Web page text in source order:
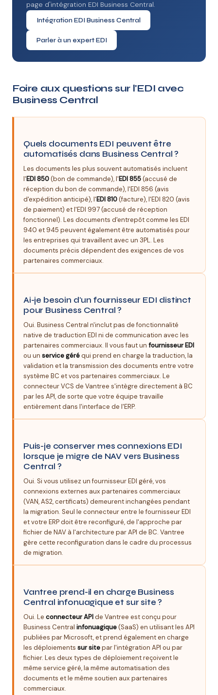
page d'intégration EDI Business Central.
Intégration EDI Business Central
Parler à un expert EDI
Foire aux questions sur l'EDI avec
Business Central
Quels documents EDI peuvent être
automatisés dans Business Central ?
Les documents les plus souvent automatisés incluent
l'EDI 850(bon de commande), l'EDI 855(accusé de
réception du bon de commande), l'EDI 856 (avis
d'expédition anticipé), l'EDI 810(facture), l'EDI 820 (avis
de paiement) et l'EDI 997 (accusé de réception
fonctionnel). Les documents d'entrepôt comme les EDI
940 et 945 peuvent également être automatisés pour
les entreprises qui travaillent avec un 3PL. Les
documents précis dépendent des exigences de vos
partenaires commerciaux.
Ai-je besoin d'un fournisseur EDI distinct
pour Business Central ?
Oui. Business Central n'inclut pas de fonctionnalité
native de traduction EDI ni de communication avec les
partenaires commerciaux. Il vous faut un fournisseur EDI
ou un service géréqui prend en charge la traduction, la
validation et la transmission des documents entre votre
système BC et vos partenaires commerciaux. Le
connecteur VCS de Vantree s'intègre directement à BC
par les API, de sorte que votre équipe travaille
entièrement dans l'interface de l'ERP.
Puis-je conserver mes connexions EDI
lorsque je migre de NAV vers Business
Central ?
Oui. Si vous utilisez un fournisseur EDI géré, vos
connexions externes aux partenaires commerciaux
(VAN, AS2, certificats) demeurent inchangées pendant
la migration. Seul le connecteur entre le fournisseur EDI
et votre ERP doit être reconfiguré, de l'approche par
fichier de NAV à l'architecture par API de BC. Vantree
gère cette reconfiguration dans le cadre du processus
de migration.
Vantree prend-il en charge Business
Central infonuagique et sur site ?
Oui. Le connecteur APIde Vantree est conçu pour
Business Central infonuagique(SaaS) en utilisant les API
publiées par Microsoft, et prend également en charge
les déploiements sur sitepar l'intégration API ou par
fichier. Les deux types de déploiement reçoivent le
même service géré, la même automatisation des
documents et le même soutien aux partenaires
commerciaux.